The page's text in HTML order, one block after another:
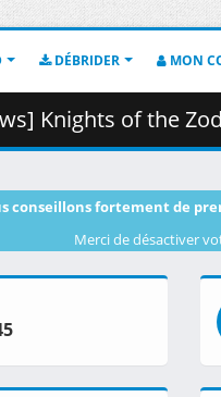
DÉBRIDER MON
Zodiac - Saint Seiya - Battle
conseillons fortement de
Merci de désactiver